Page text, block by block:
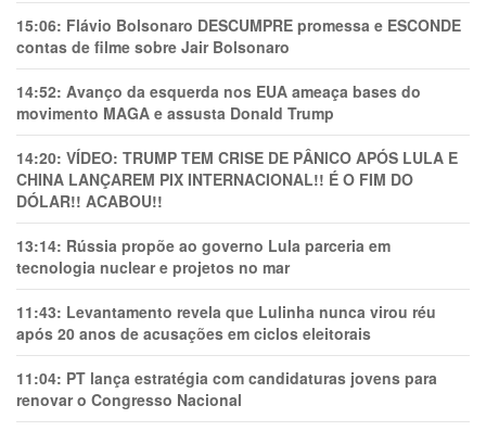
15:06: Flávio Bolsonaro DESCUMPRE promessa e ESCONDE
contas de filme sobre Jair Bolsonaro
14:52: Avanço da esquerda nos EUA ameaça bases do
movimento MAGA e assusta Donald Trump
14:20: VÍDEO: TRUMP TEM CRlSE DE PÂNlCO APÓS LULA E
CHINA LANÇAREM PIX INTERNACIONAL!! É O FIM DO
DÓLAR!! ACABOU!!
13:14: Rússia propõe ao governo Lula parceria em
tecnologia nuclear e projetos no mar
11:43: Levantamento revela que Lulinha nunca virou réu
após 20 anos de acusações em ciclos eleitorais
11:04: PT lança estratégia com candidaturas jovens para
renovar o Congresso Nacional